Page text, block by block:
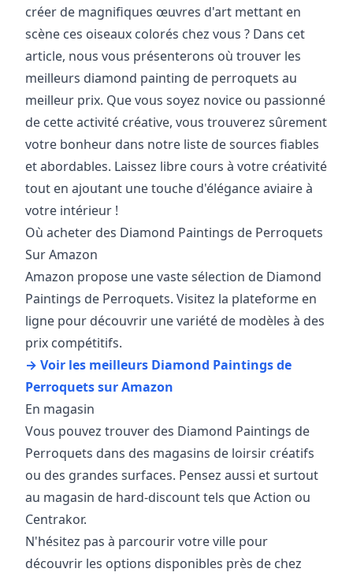
créer de magnifiques œuvres d'art mettant en
scène ces oiseaux colorés chez vous ? Dans cet
article, nous vous présenterons où trouver les
meilleurs diamond painting de perroquets au
meilleur prix. Que vous soyez novice ou passionné
de cette activité créative, vous trouverez sûrement
votre bonheur dans notre liste de sources fiables
et abordables. Laissez libre cours à votre créativité
tout en ajoutant une touche d'élégance aviaire à
votre intérieur !
Où acheter des Diamond Paintings de Perroquets
Sur Amazon
Amazon propose une vaste sélection de Diamond
Paintings de Perroquets. Visitez la plateforme en
ligne pour découvrir une variété de modèles à des
prix compétitifs.
→ Voir les meilleurs Diamond Paintings de
Perroquets sur Amazon
En magasin
Vous pouvez trouver des Diamond Paintings de
Perroquets dans des magasins de loirsir créatifs
ou des grandes surfaces. Pensez aussi et surtout
au magasin de hard-discount tels que Action ou
Centrakor.
N'hésitez pas à parcourir votre ville pour
découvrir les options disponibles près de chez